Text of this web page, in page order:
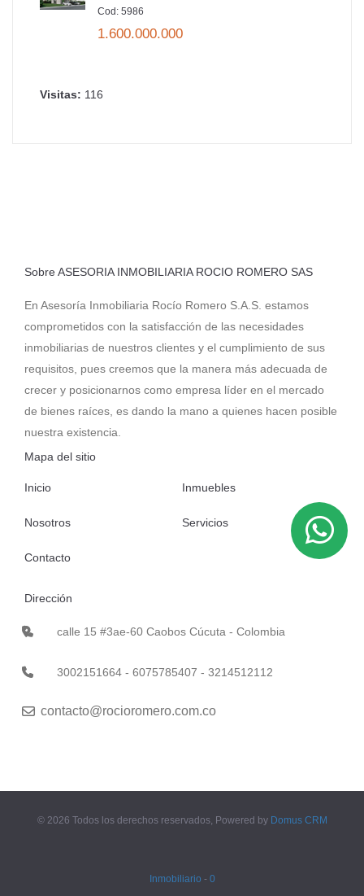
Cod: 5986
1.600.000.000
Visitas: 116
Sobre ASESORIA INMOBILIARIA ROCIO ROMERO SAS
En Asesoría Inmobiliaria Rocío Romero S.A.S. estamos
comprometidos con la satisfacción de las necesidades
inmobiliarias de nuestros clientes y el cumplimiento de sus
requisitos, pues creemos que la manera más adecuada de
crecer y posicionarnos como empresa líder en el mercado
de bienes raíces, es dando la mano a quienes hacen posible
nuestra existencia.
Mapa del sitio
Inicio Inmuebles
Nosotros Servicios
Contacto
Dirección
calle 15 #3ae-60 Caobos Cúcuta - Colombia
3002151664 - 6075785407 - 3214512112
contacto@rocioromero.com.co
© 2026 Todos los derechos reservados, Powered by Domus CRM
Inmobiliario - 0